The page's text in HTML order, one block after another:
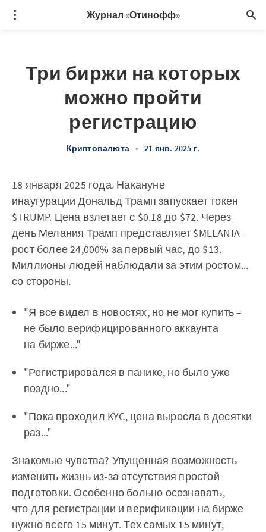
Журнал «Отинофф»
Три биржи на которых
можно пройти
регистрацию
Криптовалюта • 21 янв. 2025 г.
18 января 2025 года. Накануне
инаугурации Дональд Трамп запускает токен
$TRUMP. Цена взлетает с $0.18 до $72. Через
день Мелания Трамп представляет $MELANIA –
рост более 24,000% за первый час, до $13.
Миллионы людей наблюдали за этим ростом...
со стороны.
"Я все видел в новостях, но не мог купить –
не было верифицированного аккаунта
на бирже..."
"Регистрировался в панике, но было уже
поздно..."
"Пока проходил KYC, цена выросла в десятки
раз..."
Знакомые чувства? Упущенная возможность
изменить жизнь из-за отсутствия простой
подготовки. Особенно больно осознавать,
что для регистрации и верификации на бирже
нужно всего 15 минут. Тех самых 15 минут,